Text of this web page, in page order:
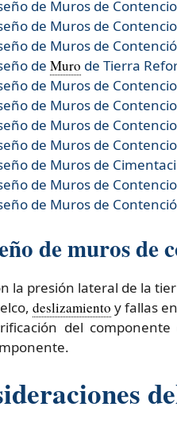
de Muros de
de Muros de
de Muros de
de Muro de Tierra
de Muros de
de Muros de
de Muros de
de Muros de
de Muros de
de Muros de
de Muros de
de muros de
la presión lateral de la
deslizamiento y fallas
del